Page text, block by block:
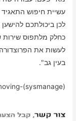
עשיית חיפוש
לכן ביכולתכם
כחלק מלתפוס שירות
לעשות את
בעין גב".
(sysmanage)